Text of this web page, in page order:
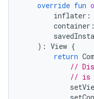
override fun
inflater :
container :
): View {
return
//
// is